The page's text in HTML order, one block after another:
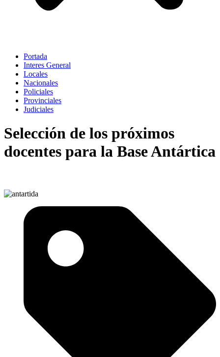
Portada
Interes General
Locales
Nacionales
Policiales
Provinciales
Judiciales
Selección de los próximos
docentes para la Base Antártica